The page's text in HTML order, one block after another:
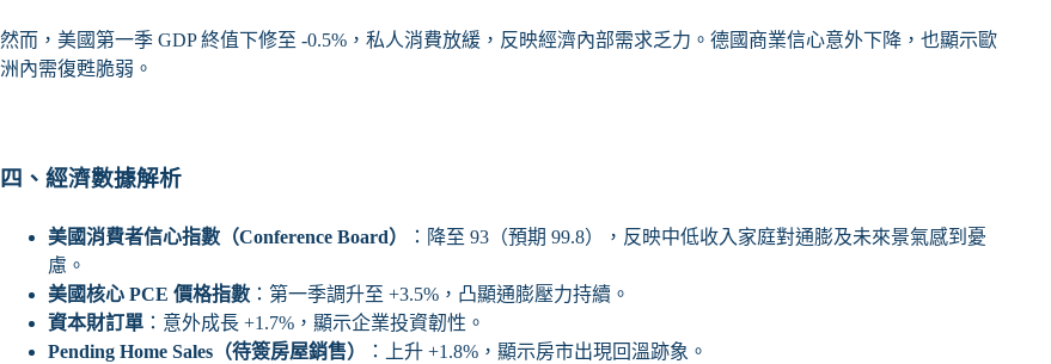
然而，美國第一季 GDP 終值下修至 -0.5%，私人消費放緩，反映經濟內部需求乏力。德國商業信心意外下降，也顯示歐
洲內需復甦脆弱。
四、經濟數據解析
美國消費者信心指數（Conference Board）
：降至 93（預期 99.8），反映中低收入家庭對通膨及未來景氣感到憂
慮。
美國核心 PCE 價格指數 ：第一季調升至 +3.5%，凸顯通膨壓力持續。
資本財訂單 ：意外成長 +1.7%，顯示企業投資韌性。
Pending Home Sales （待簽房屋銷售）
：上升 +1.8%，顯示房市出現回溫跡象。